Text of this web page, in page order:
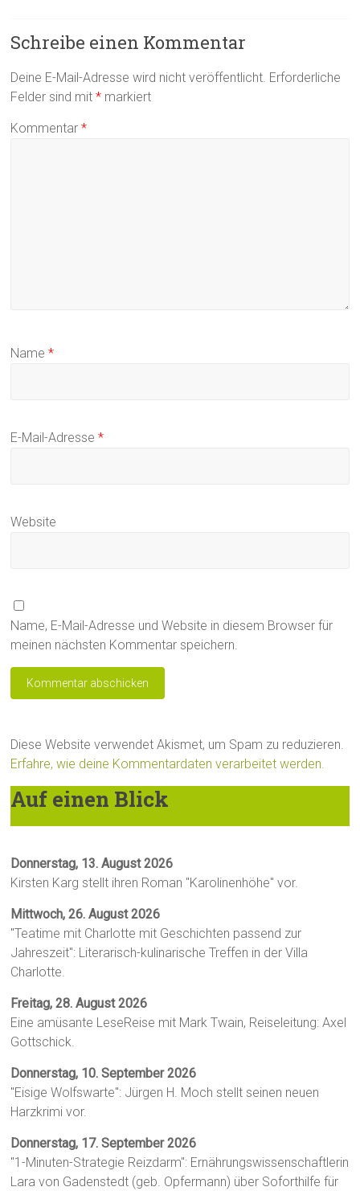
Schreibe einen Kommentar
Deine E-Mail-Adresse wird nicht veröffentlicht. Erforderliche
Felder sind mit* markiert
Kommentar*
Name*
E-Mail-Adresse*
Website
Name, E-Mail-Adresse und Website in diesem Browser für
meinen nächsten Kommentar speichern.
Diese Website verwendet Akismet, um Spam zu reduzieren.
Erfahre, wie deine Kommentardaten verarbeitet werden.
Auf einen Blick
Donnerstag, 13. August 2026
Kirsten Karg stellt ihren Roman "Karolinenhöhe" vor.
Mittwoch, 26. August 2026
"Teatime mit Charlotte mit Geschichten passend zur
Jahreszeit": Literarisch-kulinarische Treffen in der Villa
Charlotte.
Freitag, 28. August 2026
Eine amüsante LeseReise mit Mark Twain, Reiseleitung: Axel
Gottschick.
Donnerstag, 10. September 2026
"Eisige Wolfswarte": Jürgen H. Moch stellt seinen neuen
Harzkrimi vor.
Donnerstag, 17. September 2026
"1-Minuten-Strategie Reizdarm": Ernährungswissenschaftlerin
Lara von Gadenstedt (geb. Opfermann) über Soforthilfe für